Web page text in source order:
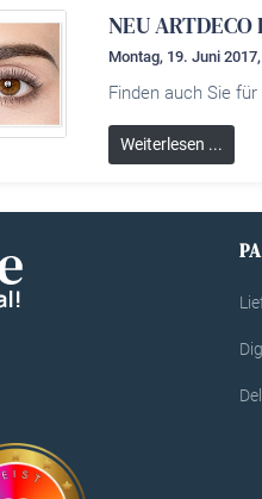
NEU
Montag, 19. Juni
Finden auch Sie
Weiterlesen ...